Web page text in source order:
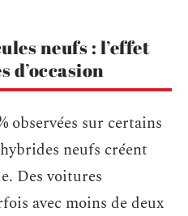
neufs : l’effet
d’occasion
observées sur certains
neufs créent
Des voitures
avec moins de deux